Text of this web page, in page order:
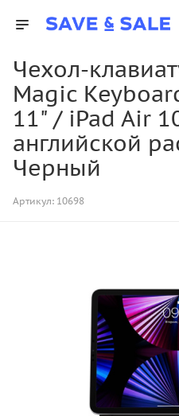
Чехол-
Magic
11" / iPad Air
английской
Черный
Артикул: 10698